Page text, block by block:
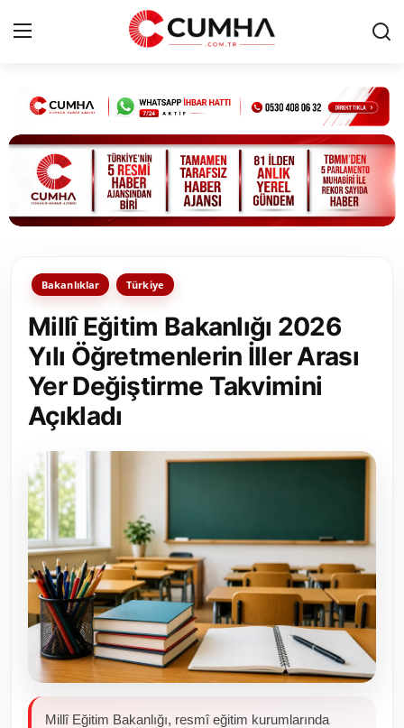
Kurumsal
Cumhurbaşkanlığı
Bakanlıklar
Siyasi Partiler
Yerel Yönetimler
Mülki İdare
Toplum ve Yaşam
Sivil Toplum Kuruluşları
Kamu Kurumları ve Üst Kurullar
Resmi Reklamlar
Bakanlıklar Türkiye
Millî Eğitim Bakanlığı 2026
Yılı Öğretmenlerin İller Arası
Yer Değiştirme Takvimini
Açıkladı
Millî Eğitim Bakanlığı, resmî eğitim kurumlarında